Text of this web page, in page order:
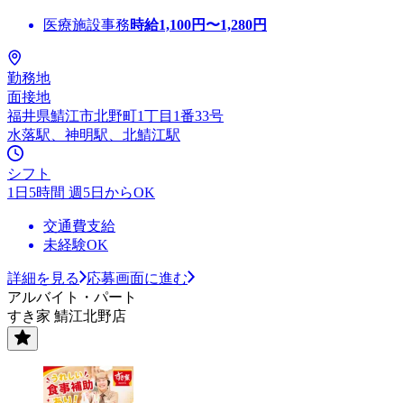
医療施設事務時給1,100円〜1,280円
勤務地
面接地
福井県鯖江市北野町1丁目1番33号
水落駅、神明駅、北鯖江駅
シフト
1日5時間 週5日からOK
交通費支給
未経験OK
詳細を見る
応募画面に進む
アルバイト・パート
すき家 鯖江北野店